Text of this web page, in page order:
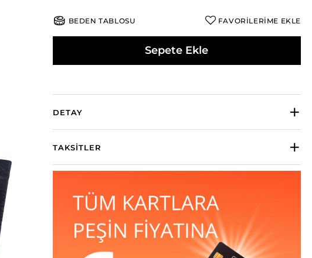
BEDEN TABLOSU FAVORİLERİME EKLE
Sepete Ekle
DETAY
TAKSITLER